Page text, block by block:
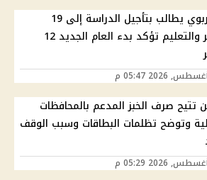
خبير تربوي يطالب بتأجيل الدراسة إلى 19
سبتمبر والتعليم تؤكد بدء العام الجديد 12
تتيح صرف الخبز المدعم بالمحافظات
وتوضح تظلمات البطاقات وسبب الوقف